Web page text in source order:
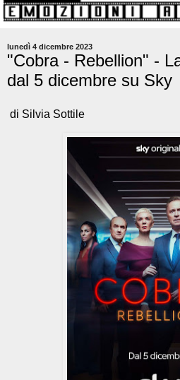
lunedì 4 dicembre 2023
"Cobra - Rebellion" -
dal 5 dicembre su Sky
di Silvia Sottile